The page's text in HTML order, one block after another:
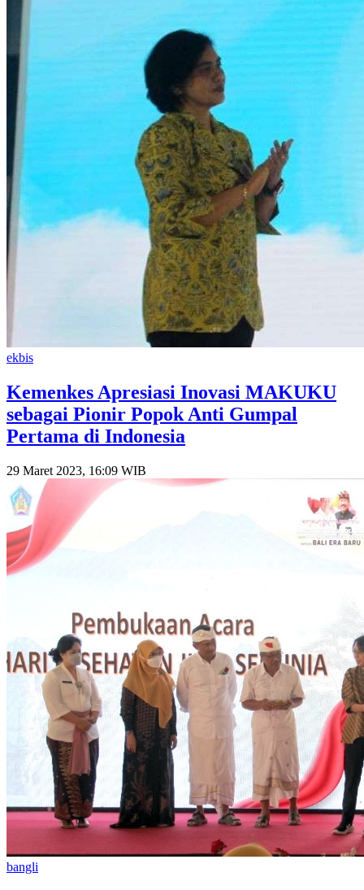
ekbis
Kemenkes Apresiasi Inovasi MAKUKU
sebagai Pionir Popok Anti Gumpal
Pertama di Indonesia
29 Maret 2023, 16:09 WIB
bangli